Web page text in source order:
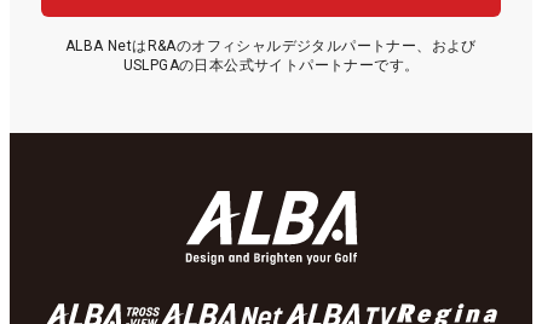
ALBA NetはR&Aのオフィシャルデジタルパートナー、および
USLPGAの日本公式サイトパートナーです。